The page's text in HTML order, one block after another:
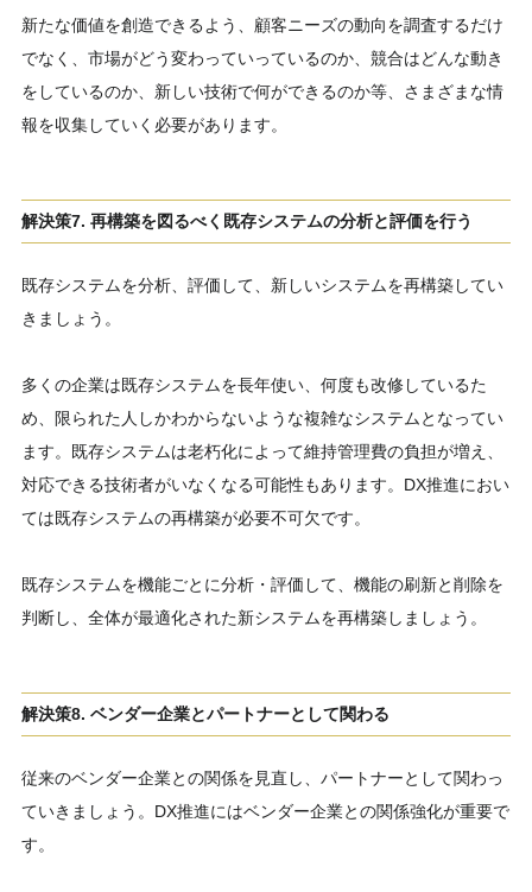
新たな価値を創造できるよう、顧客ニーズの動向を調査するだけ
でなく、市場がどう変わっていっているのか、競合はどんな動き
をしているのか、新しい技術で何ができるのか等、さまざまな情
報を収集していく必要があります。
解決策7. 再構築を図るべく既存システムの分析と評価を行う
既存システムを分析、評価して、新しいシステムを再構築してい
きましょう。
多くの企業は既存システムを長年使い、何度も改修しているた
め、限られた人しかわからないような複雑なシステムとなってい
ます。既存システムは老朽化によって維持管理費の負担が増え、
対応できる技術者がいなくなる可能性もあります。DX推進におい
ては既存システムの再構築が必要不可欠です。
既存システムを機能ごとに分析・評価して、機能の刷新と削除を
判断し、全体が最適化された新システムを再構築しましょう。
解決策8. ベンダー企業とパートナーとして関わる
従来のベンダー企業との関係を見直し、パートナーとして関わっ
ていきましょう。DX推進にはベンダー企業との関係強化が重要で
す。